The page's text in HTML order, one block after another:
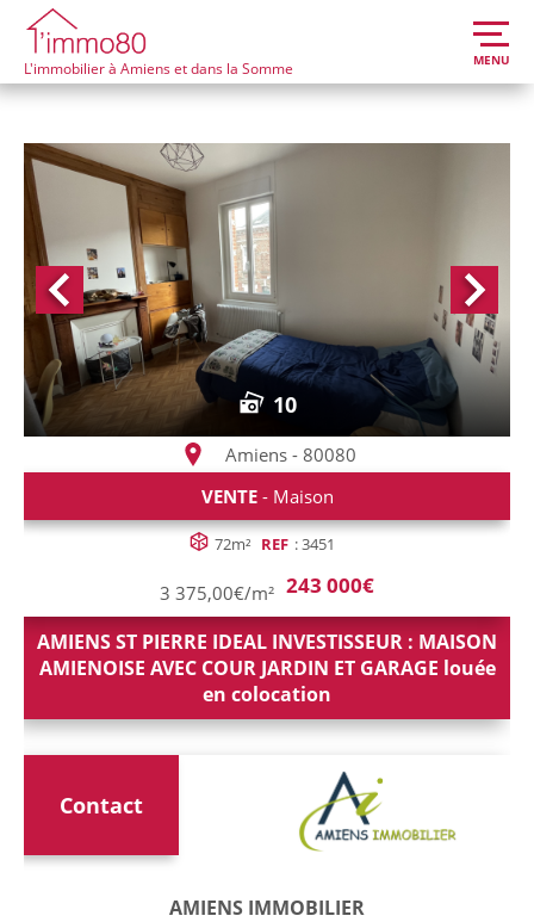
L'immobilier à Amiens et dans la Somme MENU
10
Amiens - 80080
VENTE- Maison
72m² REF : 3451
3 375,00€/m² 243 000€
AMIENS ST PIERRE IDEAL INVESTISSEUR : MAISON
AMIENOISE AVEC COUR JARDIN ET GARAGE louée
en colocation
Contact
AMIENS IMMOBILIER